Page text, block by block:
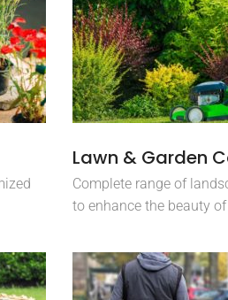
Lawn & Garden
Complete range of
to enhance the beauty